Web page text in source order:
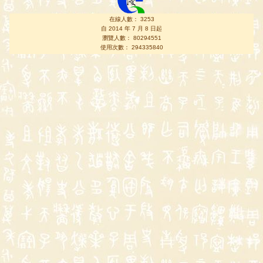
在線人數： 3253
自 2014 年 7 月 8 日起
瀏覽人數： 80294551
使用次數： 294335840